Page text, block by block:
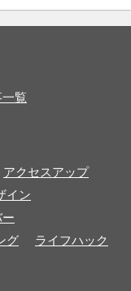
覧
アクセスアップ
イン
グ
ライフハック